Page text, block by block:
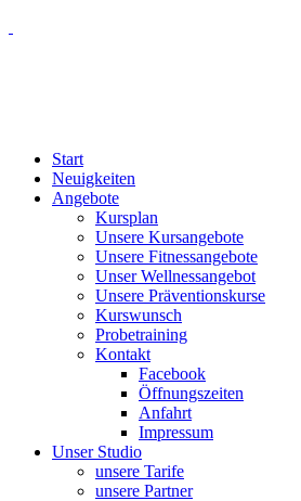
Start
Neuigkeiten
Angebote
Kursplan
Unsere Kursangebote
Unsere Fitnessangebote
Unser Wellnessangebot
Unsere Präventionskurse
Kurswunsch
Probetraining
Kontakt
Facebook
Öffnungszeiten
Anfahrt
Impressum
Unser Studio
unsere Tarife
unsere Partner